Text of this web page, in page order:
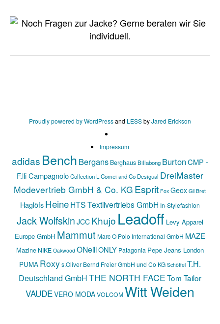
Proudly powered by WordPressand LESSbyJared Erickson
Impressum
adidas Bench Bergans Berghaus Billabong BurtonCMP -
F.lli CampagnoloCollection L Comei and Co Desigual DreiMaster
Modevertrieb GmbH & Co. KG Esprit Fox Geox Gil Bret
HaglöfsHeineHTS Textilvertriebs GmbH In-Stylefashion
Jack Wolfskin JCC Khujo Leadoff Levy Apparel
Europe GmbH Mammut Marc O Polo International GmbH MAZE
Mazine NIKE Oakwood ONeillONLY Patagonia Pepe Jeans London
PUMA Roxys.Oliver Bernd Freier GmbH und Co KG Schöffel T.H.
Deutschland GmbHTHE NORTH FACETom Tailor
VAUDEVERO MODAVOLCOMWitt Weiden